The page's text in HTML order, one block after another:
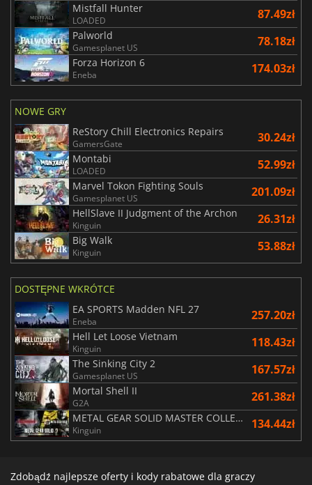
Mistfall Hunter
LOADED 87.49zł
Palworld
Gamesplanet US 78.18zł
Forza Horizon 6
Eneba 174.03zł
NOWE GRY
ReStory Chill Electronics Repairs
GamersGate 30.24zł
Montabi
LOADED 52.99zł
Marvel Tokon Fighting Souls
Gamesplanet US 201.09zł
HellSlave II Judgment of the Archon
Kinguin 26.31zł
Big Walk
Kinguin 53.88zł
DOSTĘPNE WKRÓTCE
EA SPORTS Madden NFL 27
Eneba 257.20zł
Hell Let Loose Vietnam
Kinguin 118.43zł
The Sinking City 2
Gamesplanet US 167.57zł
Mortal Shell II
G2A 261.38zł
METAL GEAR SOLID MASTER COLLECTION Vol.2
Kinguin 134.44zł
Zdobądź najlepsze oferty i kody rabatowe dla graczy